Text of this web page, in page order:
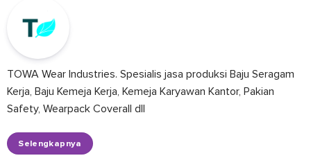
TOWA Wear Industries. Spesialis jasa produksi Baju Seragam
Kerja, Baju Kemeja Kerja, Kemeja Karyawan Kantor, Pakian
Safety, Wearpack Coverall dll
Selengkapnya